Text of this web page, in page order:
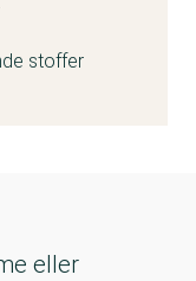
stoffer
eller